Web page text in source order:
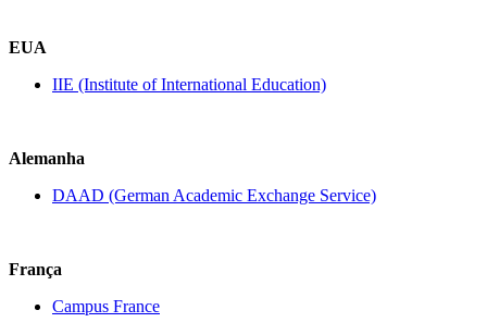
EUA
IIE (Institute of International Education)
Alemanha
DAAD (German Academic Exchange Service)
França
Campus France